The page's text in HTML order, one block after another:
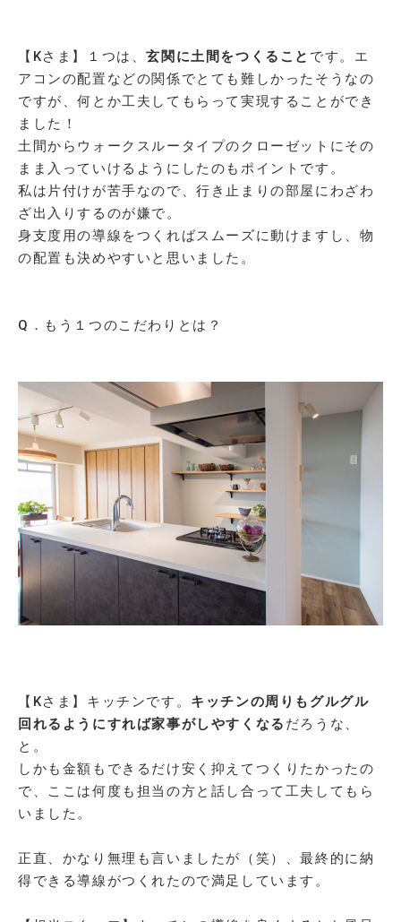
【Kさま】１つは、玄関に土間をつくること です。エ
アコンの配置などの関係でとても難しかったそうなの
ですが、何とか工夫してもらって実現することができ
ました！
土間からウォークスルータイプのクローゼットにその
まま入っていけるようにしたのもポイントです。
私は片付けが苦手なので、行き止まりの部屋にわざわ
ざ出入りするのが嫌で。
身支度用の導線をつくればスムーズに動けますし、物
の配置も決めやすいと思いました。
Q．もう１つのこだわりとは？
【Kさま】キッチンです。 キッチンの周りもグルグル
回れるようにすれば家事がしやすくなる だろうな、
と。
しかも金額もできるだけ安く抑えてつくりたかったの
で、ここは何度も担当の方と話し合って工夫してもら
いました。
正直、かなり無理も言いましたが（笑）、最終的に納
得できる導線がつくれたので満足しています。